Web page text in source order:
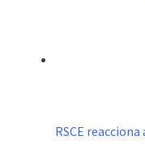
RSCE